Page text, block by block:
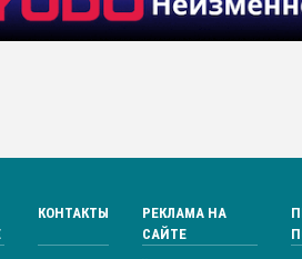
КОНТАКТЫ
РЕКЛАМА НА
САЙТЕ